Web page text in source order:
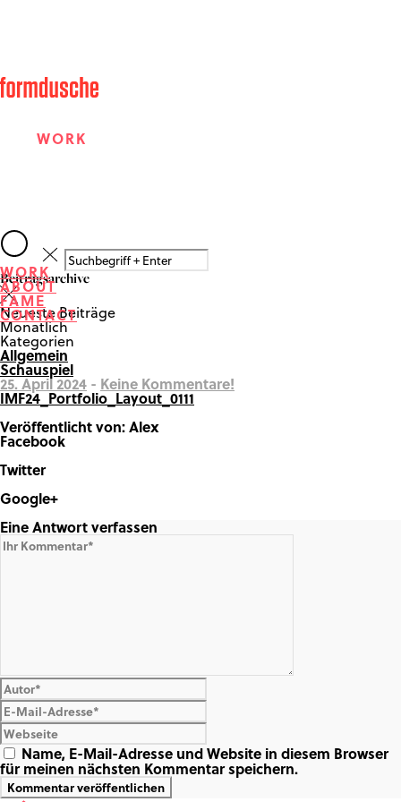
WORK
FAME
CONTACT
WORK
ABOUT
FAME
CONTACT
Beitragsarchive
Neueste Beiträge
Monatlich
Kategorien
Allgemein
Schauspiel
25. April 2024 - Keine Kommentare!
IMF24_Portfolio_Layout_0111
Veröffentlicht von: Alex
Facebook
Twitter
Google+
Share on Google+
Eine Antwort verfassen
Name, E-Mail-Adresse und Website in diesem Browser
für meinen nächsten Kommentar speichern.